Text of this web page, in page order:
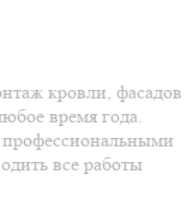
кровли, фасадов
время года.
все работы